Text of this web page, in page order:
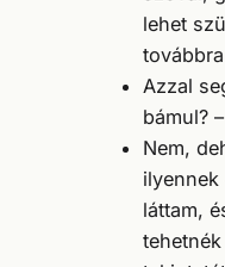
lehet
Azzal
bámul?
Nem,
ilyennek
láttam,